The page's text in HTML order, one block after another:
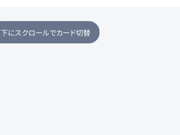
下にスクロールでカード切替